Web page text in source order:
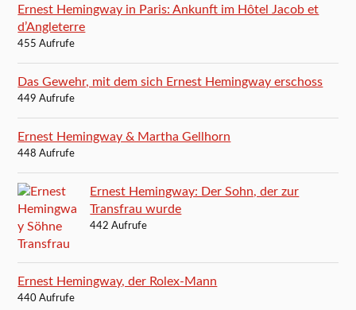
Ernest Hemingway in Paris: Ankunft im Hôtel Jacob et
d’Angleterre
455 Aufrufe
Das Gewehr, mit dem sich Ernest Hemingway erschoss
449 Aufrufe
Ernest Hemingway & Martha Gellhorn
448 Aufrufe
Ernest Hemingway: Der Sohn, der zur
Transfrau wurde
442 Aufrufe
Ernest Hemingway, der Rolex-Mann
440 Aufrufe